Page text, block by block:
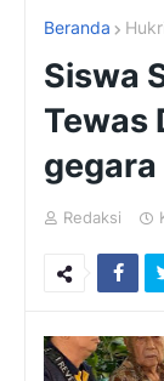
Beranda
Siswa
Tewas
Redaksi